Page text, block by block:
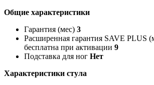
Общие характеристики
Гарантия (мес) 3
Расширенная гарантия SAVE PLUS
бесплатна при активации 9
Подставка для ног Нет
Характеристики стула